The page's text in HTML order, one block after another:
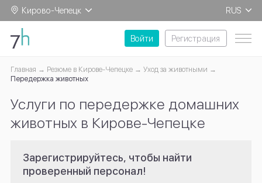
Кирово-Чепецк
RUS
EN
Войти
Регистрация
Главная Резюме в Кирове-Чепецке
Уход за животными
Передержка животных
Услуги по передержке домашних
животных в Кирове-Чепецке
Зарегистрируйтесь, чтобы найти
проверенный персонал!